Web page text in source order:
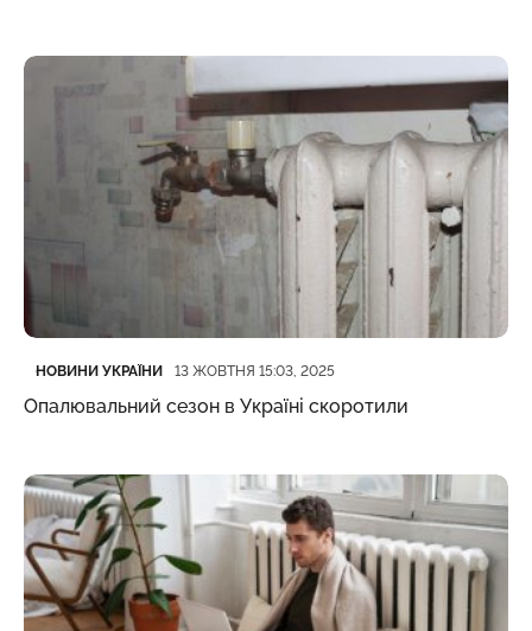
Категорія
НОВИНИ УКРАЇНИ
Дата публікації 13 ЖОВТНЯ 15:03, 2025
Опалювальний сезон в Україні скоротили